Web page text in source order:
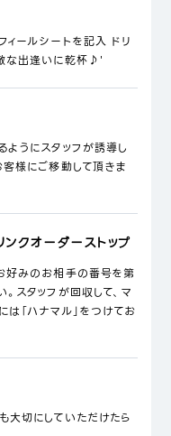
ィールシートを記入 ドリ
な出逢いに乾杯♪'
ようにスタッフが誘導し
様にご移動して頂きま
ンクオーダーストップ
好みのお相手の番号を第
スタッフが回収して、マ
は「ハナマル」をつけてお
大切にしていただけたら